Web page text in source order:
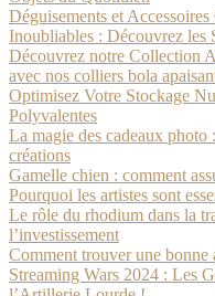
Déguisements et
Inoubliables : Découvrez les
Découvrez notre Collection
avec nos colliers bola
Optimisez Votre Stockage
Polyvalentes
La magie des cadeaux
créations
Gamelle chien : comment
Pourquoi les artistes sont
Le rôle du rhodium dans la
l’investissement
Comment trouver une
Streaming Wars 2024 : Les